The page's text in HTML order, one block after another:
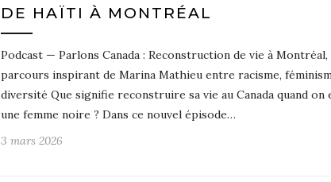
DE HAÏTI À MONTRÉAL
Podcast — Parlons Canada : Reconstruction de vie à Montréal,
parcours inspirant de Marina Mathieu entre racisme,
diversité Que signifie reconstruire sa vie au Canada quand on
une femme noire ? Dans ce nouvel épisode…
3 mars 2026